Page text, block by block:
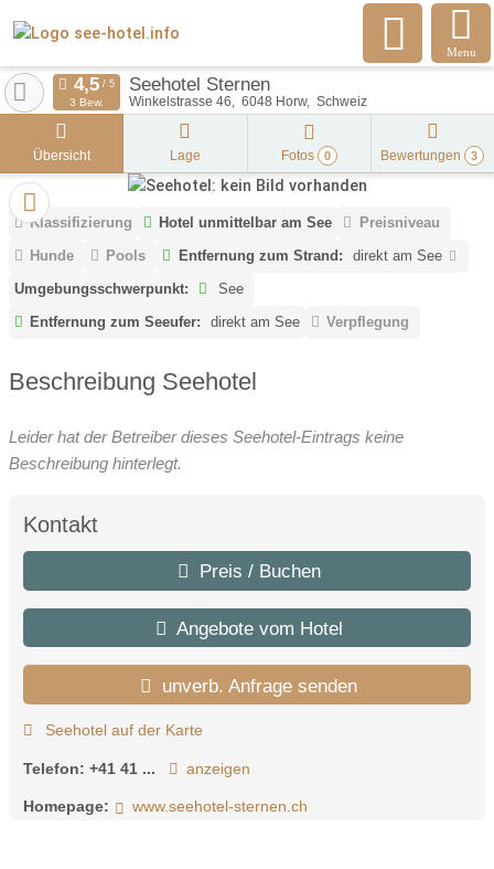
Menu
Seehotel Sternen
Winkelstrasse 46 6048 Horw Schweiz
3 Bew.
Übersicht Lage Fotos 0 Bewertungen 3
Klassifizierung Hotel unmittelbar am See
Preisniveau
Hunde
Pools Entfernung zum Strand:
direkt am See
Umgebungsschwerpunkt:
See
Entfernung zum Seeufer:
direkt am See Verpflegung
Beschreibung Seehotel
Leider hat der Betreiber dieses Seehotel-Eintrags keine
Beschreibung hinterlegt.
Kontakt
Preis / Buchen
Angebote vom Hotel
unverb. Anfrage senden
Seehotel auf der Karte
Telefon: +41 41 ... anzeigen
Homepage: www.seehotel-sternen.ch